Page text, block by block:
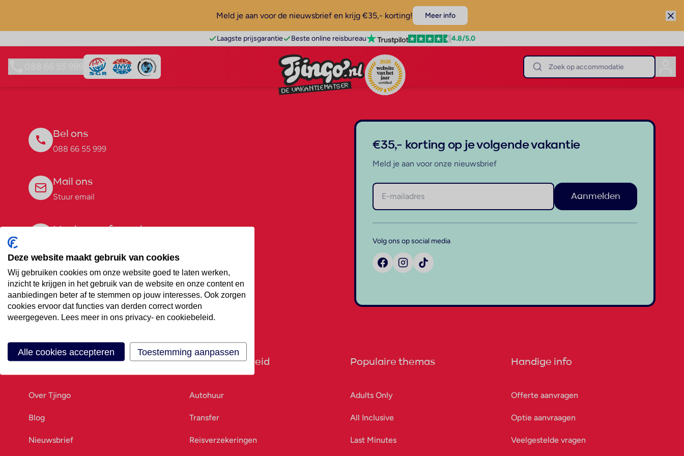
Meld je aan voor de nieuwsbrief en krijg €35,- korting! Meer info
Laagste prijsgarantie Beste online reisbureau 4.8/5.0
Bel ons
088 66 55 999
Mail ons
Stuur email
Maak een afspraak
Offerte aanvragen
Vraag offerte aan
€35,- korting op je volgende vakantie
Meld je aan voor onze nieuwsbrief
Aanmelden
Volg ons op social media
Ons bedrijf
Over Tjingo
Blog
Nieuwsbrief
Goed voorbereid
Autohuur
Transfer
Reisverzekeringen
Populaire themas
Adults Only
All Inclusive
Last Minutes
Handige info
Offerte aanvragen
Optie aanvraagen
Veelgestelde vragen
Deze website maakt gebruik van cookies
Wij gebruiken cookies om onze website goed te laten werken,
inzicht te krijgen in het gebruik van de website en onze content en
aanbiedingen beter af te stemmen op jouw interesses. Ook zorgen
cookies ervoor dat functies van derden correct worden
weergegeven. Lees meer in ons privacy- en cookiebeleid.
Alle cookies accepteren Toestemming aanpassen